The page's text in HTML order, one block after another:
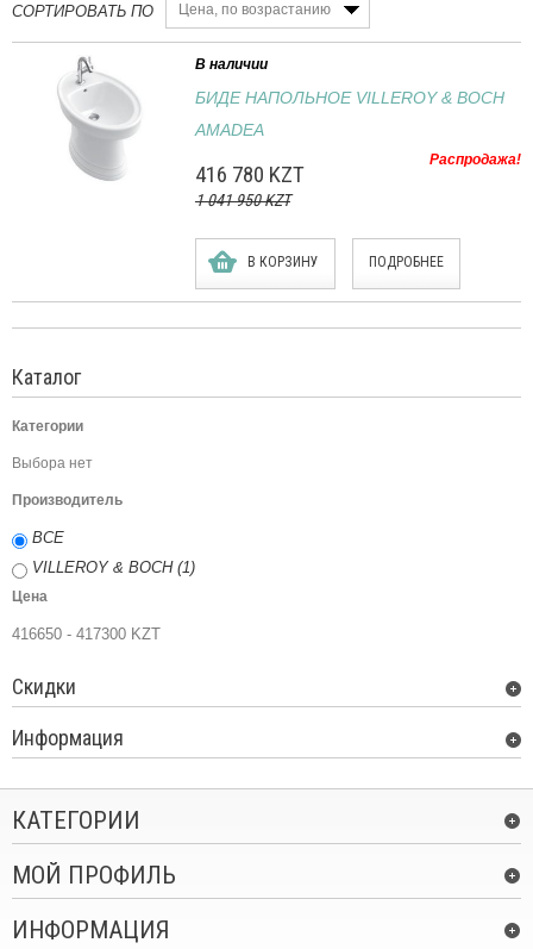
СОРТИРОВАТЬ ПО Цена, по возрастанию
В наличии
БИДЕ НАПОЛЬНОЕ VILLEROY & BOCH
AMADEA
Распродажа!
416 780 KZT
1 041 950 KZT
В КОРЗИНУ ПОДРОБНЕЕ
Каталог
Категории
Выбора нет
Производитель
ВСЕ
VILLEROY & BOCH (1)
Цена
416650 - 417300 KZT
Скидки
Информация
КАТЕГОРИИ
МОЙ ПРОФИЛЬ
ИНФОРМАЦИЯ